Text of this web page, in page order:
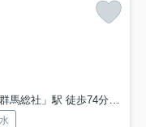
群馬総社」駅 徒歩74分